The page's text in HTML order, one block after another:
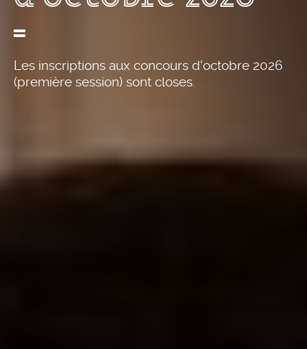
Les inscriptions aux concours d'octobre 2026
(première session) sont closes.